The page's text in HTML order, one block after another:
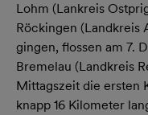
Lohm (Lankreis
Röckingen (Landkreis
gingen, flossen am 7.
Bremelau (Landkreis
Mittagszeit die ersten
knapp 16 Kilometer